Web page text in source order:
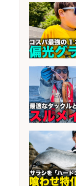
精肉・青
市」「時
お魚のカ
間選べる
鹿児島県
会社名 株
釣り具メ
発業務
会社名 株